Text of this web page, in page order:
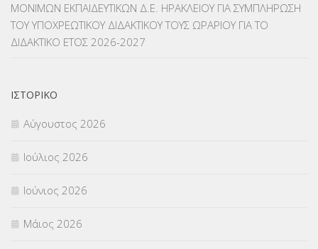
ΜΕΤΑΦΟΡΑ ΜΑΘΗΤΩΝ(3)
ΝΟΜΟΘΕΣΙΑ(66)
ΜΟΝΙΜΩΝ ΕΚΠΑΙΔΕΥΤΙΚΩΝ Δ.Ε. ΗΡΑΚΛΕΙΟΥ ΓΙΑ ΣΥΜΠΛΗΡΩΣΗ
ΤΟΥ ΥΠΟΧΡΕΩΤΙΚΟΥ ΔΙΔΑΚΤΙΚΟΥ ΤΟΥΣ ΩΡΑΡΙΟΥ ΓΙΑ ΤΟ
ΔΙΔΑΚΤΙΚΟ ΕΤΟΣ 2026-2027
ΙΣΤΟΡΙΚΌ
Αύγουστος 2026
Ιούλιος 2026
Ιούνιος 2026
Μάιος 2026